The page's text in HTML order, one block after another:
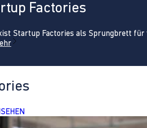
Factories
Startup Factories als Sprungbrett